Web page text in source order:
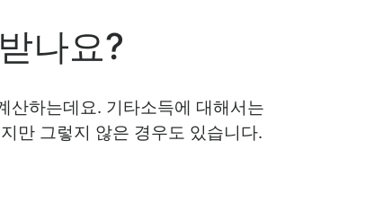
나요?
산하는데요. 기타소득에 대해서는
만 그렇지 않은 경우도 있습니다.